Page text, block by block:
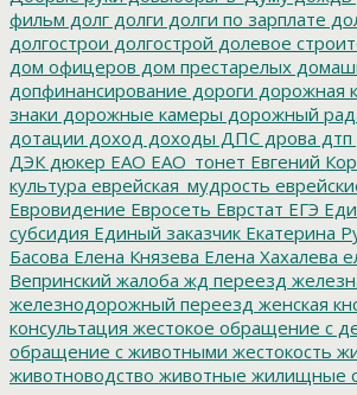
фильм долг долги долги по зарплате
долгострои долгострой долевое
дом офицеров дом престарелых
допфинансирование дороги дорожная
знаки дорожные камеры дорожный
дотации доход доходы ДПС дрова дтп
ДЭК дюкер ЕАО ЕАО_тонет Евгений
культура еврейская_мудрость
Евровидение Евросеть Еврстат ЕГЭ
субсидия Единый заказчик Екатерина
Басова Елена Князева Елена Хахалева
Вепринский жалоба жд переезд
железнодорожный переезд женская
консультация жестокое обращение с
обращение с животными жестокость
животноводство животные жилищные